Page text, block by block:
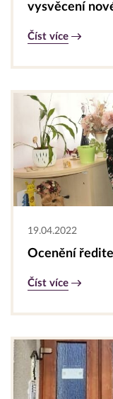
vysvěcení
Číst více
19.04.2022
Ocenění
Číst více